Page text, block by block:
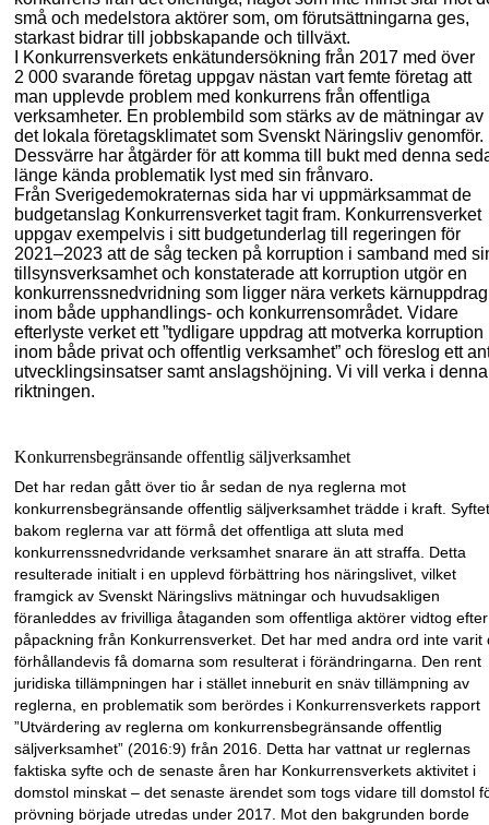
små och medelstora aktörer som, om förutsättningarna ges,
starkast bidrar till jobbskapande och tillväxt.
I Konkurrensverkets enkätundersökning från 2017 med över
2 000 svarande företag uppgav nästan vart femte företag att
man upplevde problem med konkurrens från offentliga
verksamheter. En problembild som stärks av de mätningar av
det lokala företagsklimatet som Svenskt Näringsliv genomför.
Dessvärre har åtgärder för att komma till bukt med denna
länge kända problematik lyst med sin frånvaro.
Från Sverigedemokraternas sida har vi uppmärksammat de
budgetanslag Konkurrensverket tagit fram. Konkurrensverket
uppgav exempelvis i sitt budgetunderlag till regeringen för
2021–2023 att de såg tecken på korruption i samband med
tillsynsverksamhet och konstaterade att korruption utgör en
konkurrenssnedvridning som ligger nära verkets kärnuppdrag
inom både upphandlings- och konkurrensområdet. Vidare
efterlyste verket ett ”tydligare uppdrag att motverka korruption
inom både privat och offentlig verksamhet” och föreslog ett
utvecklingsinsatser samt anslagshöjning. Vi vill verka i denna
riktningen.
Konkurrensbegränsande offentlig säljverksamhet
Det har redan gått över tio år sedan de nya reglerna mot
konkurrensbegränsande offentlig säljverksamhet trädde i kraft. Syftet
bakom reglerna var att förmå det offentliga att sluta med
konkurrenssnedvridande verksamhet snarare än att straffa. Detta
resulterade initialt i en upplevd förbättring hos näringslivet, vilket
framgick av Svenskt Näringslivs mätningar och huvudsakligen
föranleddes av frivilliga åtaganden som offentliga aktörer vidtog efter
påpackning från Konkurrensverket. Det har med andra ord inte varit
förhållandevis få domarna som resulterat i förändringarna. Den rent
juridiska tillämpningen har i stället inneburit en snäv tillämpning av
reglerna, en problematik som berördes i Konkurrensverkets rapport
”Utvärdering av reglerna om konkurrensbegränsande offentlig
säljverksamhet” (2016:9) från 2016. Detta har vattnat ur reglernas
faktiska syfte och de senaste åren har Konkurrensverkets aktivitet i
domstol minskat – det senaste ärendet som togs vidare till domstol
prövning började utredas under 2017. Mot den bakgrunden borde